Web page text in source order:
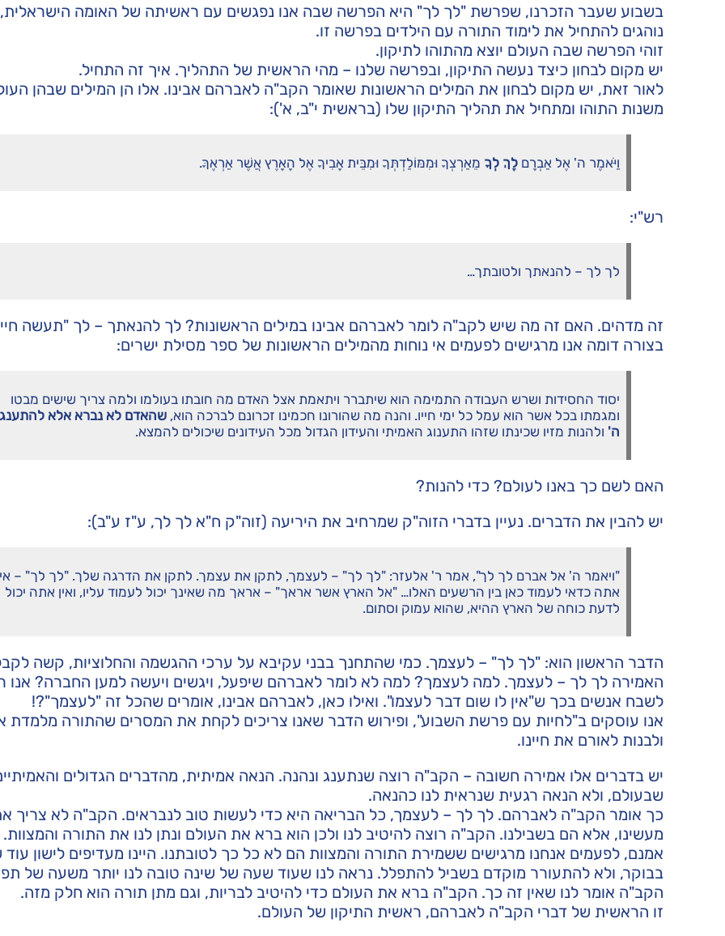
בשבוע שעבר הזכרנו, שפרשת "לך לך" היא הפרשה שבה אנו נפגשים עם ראשיתה של האומה הישראלית,
נוהגים להתחיל את לימוד התורה עם הילדים בפרשה זו.
זוהי הפרשה שבה העולם יוצא מהתוהו לתיקון.
יש מקום לבחון כיצד נעשה התיקון, ובפרשה שלנו – מהי הראשית של התהליך. איך זה התחיל.
לאור זאת, יש מקום לבחון את המילים הראשונות שאומר הקב"ה לאברהם אבינו. אלו הן המילים שבהן
משנות התוהו ומתחיל את תהליך התיקון שלו (בראשית י"ב, א'):
וַיֹּאמֶר ה' אֶל אַבְרָם לֶךְ לְךָ מֵאַרְצְךָ וּמִמּוֹלַדְתְּךָ וּמִבֵּית אָבִיךָ אֶל הָאָרֶץ אֲשֶׁר אַרְאֶךָּ.
רש"י:
לך לך – להנאתך ולטובתך…
זה מדהים. האם זה מה שיש לקב"ה לומר לאברהם אבינו במילים הראשונות? לך להנאתך – לך "תעשה
בצורה דומה אנו מרגישים לפעמים אי נוחות מהמילים הראשונות של ספר מסילת ישרים:
יסוד החסידות ושרש העבודה התמימה הוא שיתברר ויתאמת אצל האדם מה חובתו בעולמו ולמה צריך שישים מבטו
ומגמתו בכל אשר הוא עמל כל ימי חייו. והנה מה שהורונו חכמינו זכרונם לברכה הוא, שהאדם לא נברא אלא
ה' ולהנות מזיו שכינתו שזהו התענוג האמיתי והעידון הגדול מכל העידונים שיכולים להמצא.
האם לשם כך באנו לעולם? כדי להנות?
יש להבין את הדברים. נעיין בדברי הזוה"ק שמרחיב את היריעה (זוה"ק ח"א לך לך, ע"ז ע"ב):
"ויאמר ה' אל אברם לך לך", אמר ר' אלעזר: "לך לך" – לעצמך, לתקן את עצמך. לתקן את הדרגה שלך. "לך לך" –
אתה כדאי לעמוד כאן בין הרשעים האלו… "אל הארץ אשר אראך" – אראך מה שאינך יכול לעמוד עליו, ואין אתה יכול
לדעת כוחה של הארץ ההיא, שהוא עמוק וסתום.
הדבר הראשון הוא: "לך לך" – לעצמך. כמי שהתחנך בבני עקיבא על ערכי ההגשמה והחלוציות, קשה
האמירה לך לך – לעצמך. למה לעצמך? למה לא לומר לאברהם שיפעל, ויגשים ויעשה למען החברה? אנו
לשבח אנשים בכך ש"אין לו שום דבר לעצמו". ואילו כאן, לאברהם אבינו, אומרים שהכל זה "לעצמך"?!
אנו עוסקים ב"לחיות עם פרשת השבוע", ופירוש הדבר שאנו צריכים לקחת את המסרים שהתורה מלמדת
ולבנות לאורם את חיינו.
יש בדברים אלו אמירה חשובה – הקב"ה רוצה שנתענג ונהנה. הנאה אמיתית, מהדברים הגדולים
שבעולם, ולא הנאה רגעית שנראית לנו כהנאה.
כך אומר הקב"ה לאברהם. לך לך – לעצמך, כל הבריאה היא כדי לעשות טוב לנבראים. הקב"ה לא צריך
מעשינו, אלא הם בשבילנו. הקב"ה רוצה להיטיב לנו ולכן הוא ברא את העולם ונתן לנו את התורה והמצוות.
אמנם, לפעמים אנחנו מרגישים ששמירת התורה והמצוות הם לא כל כך לטובתנו. היינו מעדיפים לישון
בבוקר, ולא להתעורר מוקדם בשביל להתפלל. נראה לנו שעוד שעה של שינה טובה לנו יותר משעה של
הקב"ה אומר לנו שאין זה כך. הקב"ה ברא את העולם כדי להיטיב לבריות, וגם מתן תורה הוא חלק מזה.
זו הראשית של דברי הקב"ה לאברהם, ראשית התיקון של העולם.